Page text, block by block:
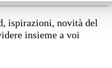
ispirazioni, novità del
insieme a voi